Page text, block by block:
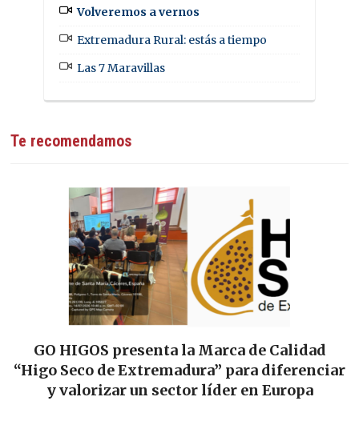
Volveremos a vernos
Extremadura Rural: estás a tiempo
Las 7 Maravillas
Te recomendamos
GO HIGOS presenta la Marca de Calidad
“Higo Seco de Extremadura” para diferenciar
y valorizar un sector líder en Europa